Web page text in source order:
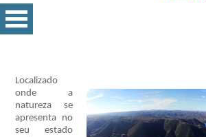
Localizado
onde a
natureza se
apresenta no
seu estado